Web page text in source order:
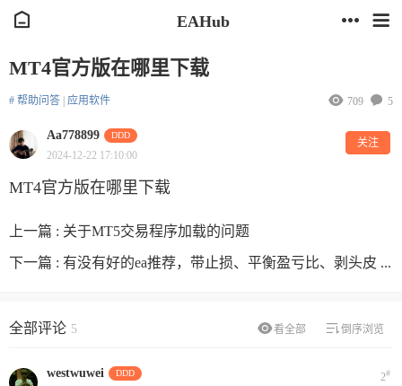
EAHub
MT4官方版在哪里下载
# 帮助问答 应用软件 5
709
Aa778899 DDD
2024-12-22 17:10:00
关注
MT4官方版在哪里下载
上一篇 : 关于MT5交易程序加载的问题
下一篇 : 有没有好的ea推荐，带止损、平衡盈亏比、剥头皮 ...
看全部 倒序浏览
全部评论 5
westwuwei DDD 2#